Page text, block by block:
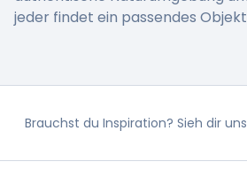
jeder findet ein passendes
Brauchst du Inspiration? Sieh dir